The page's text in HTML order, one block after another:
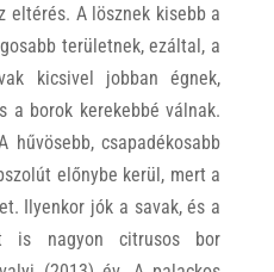
eltérés. A lösznek kisebb a
területnek, ezáltal, a
kicsivel jobban égnek,
a borok kerekebbé válnak.
hűvösebb, csapadékosabb
előnybe kerül, mert a
Ilyenkor jók a savak, és a
is nagyon citrusos bor